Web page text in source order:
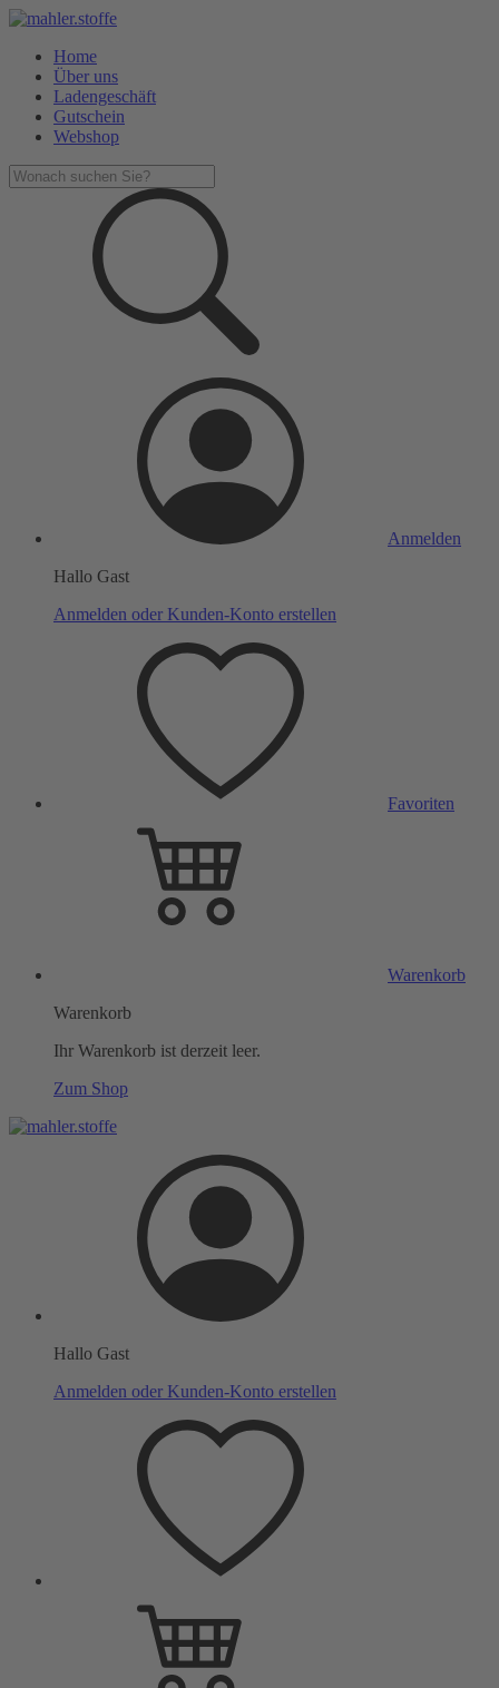
Home
Über uns
Ladengeschäft
Gutschein
Webshop
Anmelden
Hallo Gast
Anmelden oder Kunden-Konto erstellen
Favoriten
Warenkorb
Warenkorb
Ihr Warenkorb ist derzeit leer.
Zum Shop
Hallo Gast
Anmelden oder Kunden-Konto erstellen